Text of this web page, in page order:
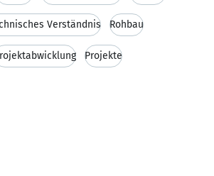
Verständnis Rohbau
Projekte